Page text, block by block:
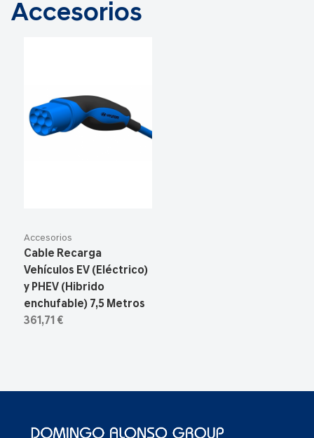
Accesorios
Accesorios
Cable Recarga
Vehículos EV (Eléctrico)
y PHEV (Hibrido
enchufable) 7,5 Metros
361,71 €